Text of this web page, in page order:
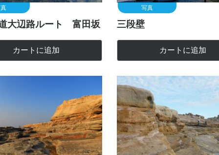
大辺路ルート 富田坂
カートに追加
写真
三段壁
カートに追加